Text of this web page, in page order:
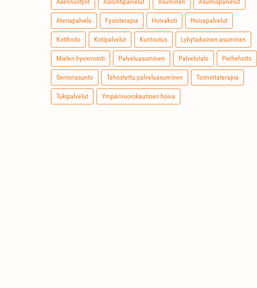
Ateriapalvelu Fysioterapia Hoivakoti Hoivapalvelut
Kotihoito Kotipalvelut Kuntoutus Lyhytaikainen asuminen
Mielen hyvinvointi Palveluasuminen Palvelutalo Perhehoito
Senioriasunto Tehostettu palveluasuminen Toimintaterapia
Tukipalvelut Ympärivuorokautinen hoiva